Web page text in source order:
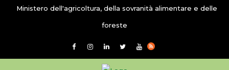
Ministero dell'agricoltura, della sovranità alimentare e delle
foreste